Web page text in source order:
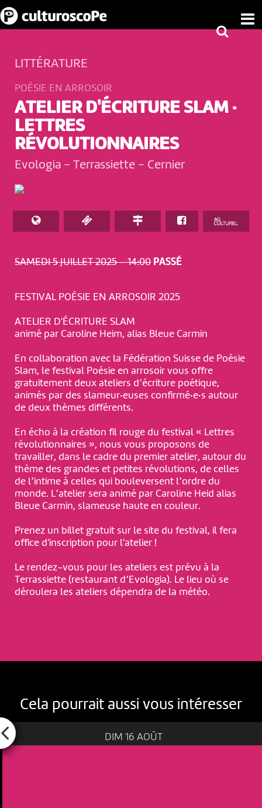
SAMEDI 5 JUILLET 2025 – 14:00 PASSÉ
LITTÉRATURE
POÉSIE EN ARROSOIR
ATELIER D'ÉCRITURE SLAM ·
LETTRES
RÉVOLUTIONNAIRES
Evologia - Terrassiette - Cernier
FESTIVAL POÉSIE EN ARROSOIR 2025
ATELIER D'ÉCRITURE SLAM
animé par Caroline Heim, alias Bleue Carmin
En collaboration avec la Fédération Suisse de Poésie
Slam, le festival Poésie en arrosoir vous offre
gratuitement deux ateliers d’écriture poétique,
animés par des slameur·euses confirmé·e·s autour
de deux thèmes différents.
En écho à la création fil rouge du festival « Lettres
révolutionnaires », nous vous proposons de
travailler, dans le cadre du premier atelier, autour du
thème des grandes et petites révolutions, de celles
de l’intime à celles qui bouleversent l’ordre du
monde. L’atelier sera animé par Caroline Heid alias
Bleue Carmin, slameuse haute en couleur.
Prenez un billet gratuit sur le site du festival, il fera
office d'inscription pour l'atelier !
Le rendez-vous pour les ateliers est prévu à la
Terrassiette (restaurant d’Evologia). Le lieu où se
déroulera les ateliers dépendra de la météo.
Cela pourrait aussi vous intéresser
DIM 16 AOÛT